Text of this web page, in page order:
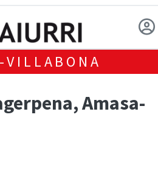
VILLABONA
Amasa-